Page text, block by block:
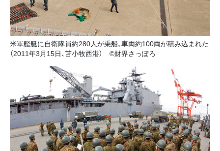
米軍艦艇に自衛隊員約280人が乗船、車両約100両が積み込まれた
（2011年3月15日、苫小牧西港） ©財界さっぽろ